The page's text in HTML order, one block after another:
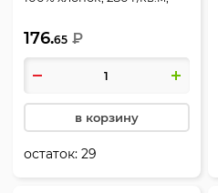
242241
176.65 ₽
в корзину
остаток:29